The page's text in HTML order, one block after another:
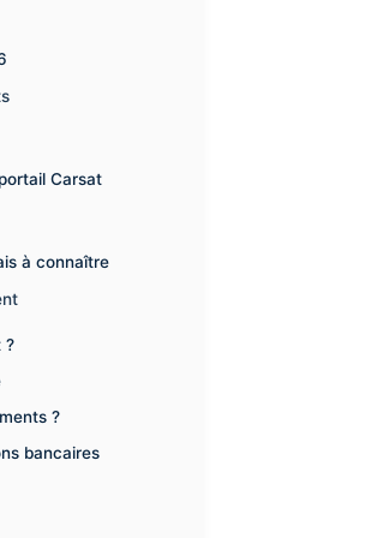
Carsat
à connaître
?
?
bancaires